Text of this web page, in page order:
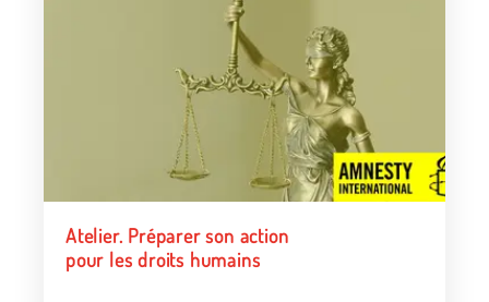
Atelier. Préparer son action
pour les droits humains